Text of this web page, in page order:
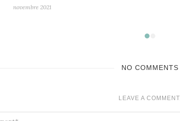
novembre 2021
NO COMMENTS
LEAVE A COMMENT.